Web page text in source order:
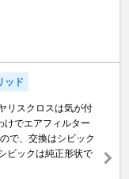
ッド
リスクロスは気が付
けでエアフィルター
で、交換はシビック
ビックは純正形状で